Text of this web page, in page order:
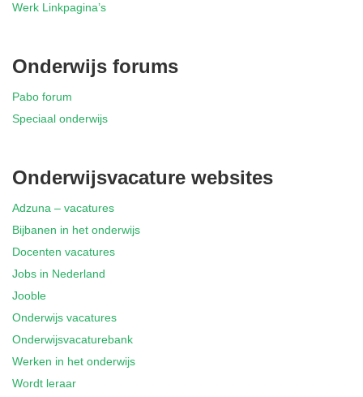
Werk Linkpagina’s
Onderwijs forums
Pabo forum
Speciaal onderwijs
Onderwijsvacature websites
Adzuna – vacatures
Bijbanen in het onderwijs
Docenten vacatures
Jobs in Nederland
Jooble
Onderwijs vacatures
Onderwijsvacaturebank
Werken in het onderwijs
Wordt leraar